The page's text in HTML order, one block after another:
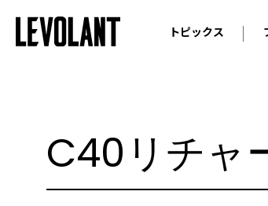
トピックス
コラム
C40リチャ